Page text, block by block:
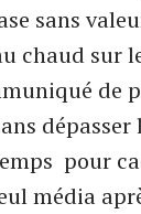
sans
chaud sur
de
pour
média